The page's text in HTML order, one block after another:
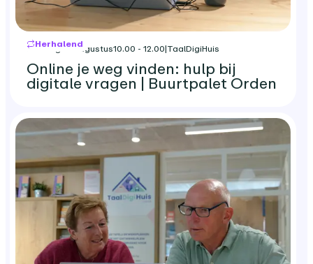
Herhalend
dinsdag 18 augustus10.00 - 12.00|TaalDigiHuis
Online je weg vinden: hulp bij
digitale vragen | Buurtpalet Orden